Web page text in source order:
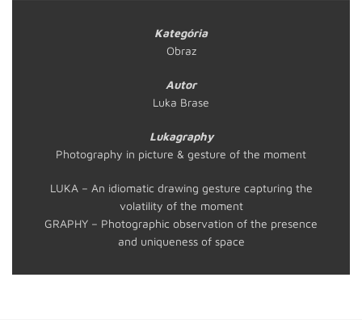
Kategória
Obraz
Autor
Luka Brase
Lukagraphy
Photography in picture & gesture of the moment
LUKA – An idiomatic drawing gesture capturing the
volatility of the moment
GRAPHY – Photographic observation of the presence
and uniqueness of space